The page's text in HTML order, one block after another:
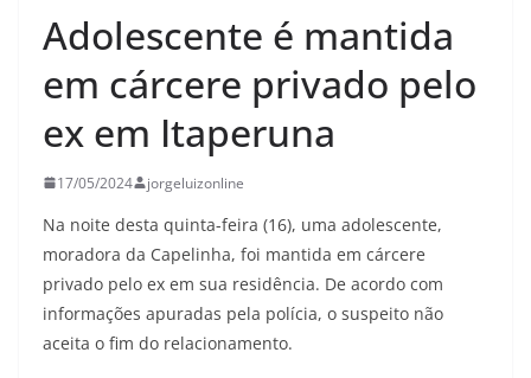
Adolescente é mantida
em cárcere privado pelo
ex em Itaperuna
17/05/2024 jorgeluizonline
Na noite desta quinta-feira (16), uma adolescente,
moradora da Capelinha, foi mantida em cárcere
privado pelo ex em sua residência. De acordo com
informações apuradas pela polícia, o suspeito não
aceita o fim do relacionamento.